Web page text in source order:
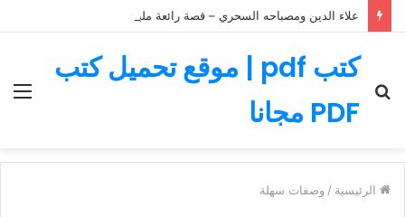
علاء الدين ومصباحه السحري – قصة رائعة مليئة بالمغامرات
كتب pdf | موقع تحميل كتب
PDF مجاناعن
الرئيسية / وصفات سهلة